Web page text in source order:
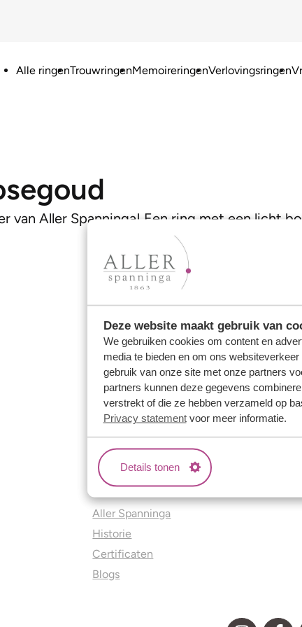
Deze website maakt gebruik van
We gebruiken cookies om content en
media te bieden en om ons
gebruik van onze site met onze partners
partners kunnen deze gegevens
verstrekt of die ze hebben verzameld op
Privacy statementvoor meer informatie.
Details tonen
Alle ringenTrouwringenMemoireringenVerlovingsringen
van Aller Spanninga! Een ring met een licht
Over ons
Aller Spanninga
Historie
Certificaten
Blogs